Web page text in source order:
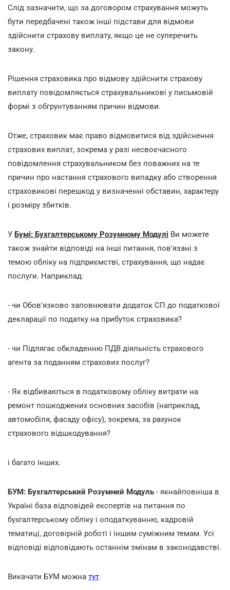
Слід зазначити, що за договором страхування можуть
бути передбачені також інші підстави для відмови
здійснити страхову виплату, якщо це не суперечить
закону.
Рішення страховика про відмову здійснити страхову
виплату повідомляється страхувальникові у письмовій
формі з обгрунтуванням причин відмови.
Отже, страховик має право відмовитися від здійснення
страхових виплат, зокрема у разі несвоєчасного
повідомлення страхувальником без поважних на те
причин про настання страхового випадку або створення
страховикові перешкод у визначенні обставин, характеру
і розміру збитків.
У Бумі: Бухгалтерському Розумному Модулі Ви можете
також знайти відповіді на інші питання, пов'язані з
темою обліку на підприємстві, страхування, що надає
послуги. Наприклад:
- чи Обов'язково заповнювати додаток СП до податкової
декларації по податку на прибуток страховика?
- чи Підлягає обкладенню ПДВ діяльність страхового
агента за поданням страхових послуг?
- Як відбиваються в податковому обліку витрати на
ремонт пошкоджених основних засобів (наприклад,
автомобіля, фасаду офісу), зокрема, за рахунок
страхового відшкодування?
і багато інших.
БУМ: Бухгалтерський Розумний Модуль - якнайповніша в
Україні база відповідей експертів на питання по
бухгалтерському обліку і оподаткуванню, кадровій
тематиці, договірній роботі і іншим суміжним темам. Усі
відповіді відповідають останнім змінам в законодавстві.
Викачати БУМ можна тут